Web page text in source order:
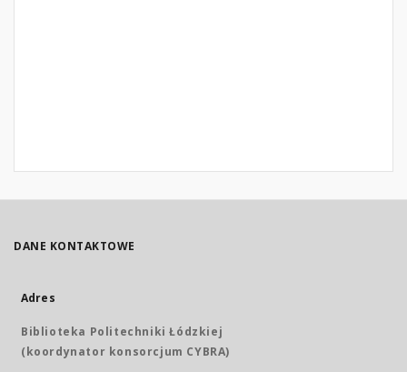
DANE KONTAKTOWE
Adres
Biblioteka Politechniki Łódzkiej
(koordynator konsorcjum CYBRA)